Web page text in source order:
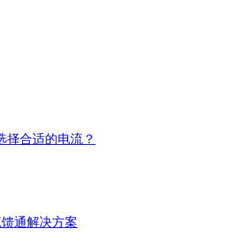
择合适的电流？
通解决方案